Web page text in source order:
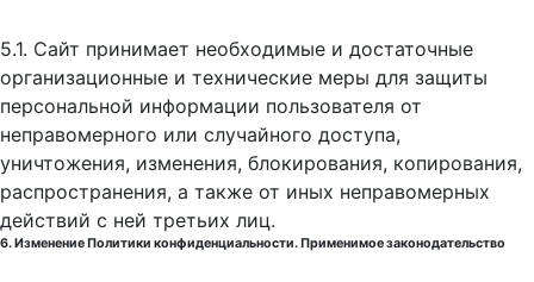
5.1. Сайт принимает необходимые и достаточные
организационные и технические меры для защиты
персональной информации пользователя от
неправомерного или случайного доступа,
уничтожения, изменения, блокирования, копирования,
распространения, а также от иных неправомерных
действий с ней третьих лиц.
6. Изменение Политики конфиденциальности. Применимое законодательство